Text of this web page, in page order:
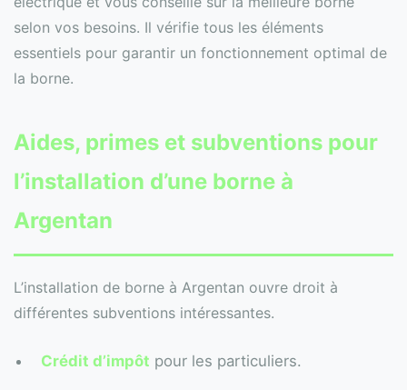
selon vos besoins. Il vérifie tous les éléments
essentiels pour garantir un fonctionnement optimal de
la borne.
Aides, primes et subventions pour
l’installation d’une borne à
Argentan
L’installation de borne à Argentan ouvre droit à
différentes subventions intéressantes.
Crédit d’impôt pour les particuliers.